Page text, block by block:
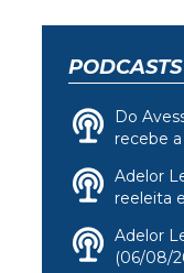
PODCASTS
Do
recebe
Adelor
reeleita
Adelor
(06/08/